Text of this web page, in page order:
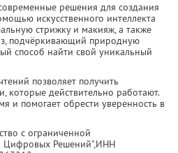
решения для создания
искусственного интеллекта
стрижку и макияж, а также
подчёркивающий природную
способ найти свой уникальный
позволяет получить
которые действительно работают.
и помогает обрести уверенность в
с ограниченной
Цифровых Решений",ИНН